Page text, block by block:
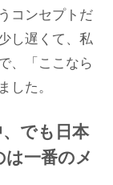
コンセプトだ
し遅くて、私
、「ここなら
た。
でも日本
一番のメ